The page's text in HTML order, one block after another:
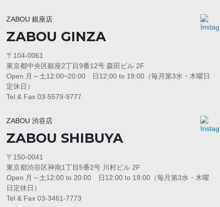
ZABOU 銀座店
ZABOU GINZA
〒104-0061
東京都中央区銀座2丁目9番12号 森田ビル 2F
Open 月～土12:00~20:00 日12:00 to 19:00（毎月第3水・木曜日
定休日）
Tel & Fax 03-5579-9777
ZABOU 渋谷店
ZABOU SHIBUYA
〒150-0041
東京都渋谷区神南1丁目5番2号 川村ビル 2F
Open 月～土12:00 to 20:00 日12:00 to 19:00（毎月第3水・木曜
日定休日）
Tel & Fax 03-3461-7773